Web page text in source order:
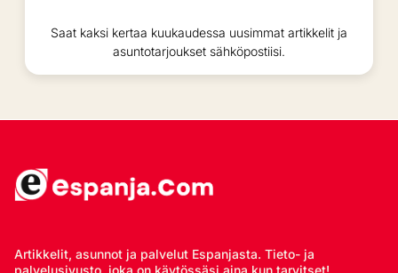
Saat kaksi kertaa kuukaudessa uusimmat artikkelit ja
asuntotarjoukset sähköpostiisi.
Artikkelit, asunnot ja palvelut Espanjasta. Tieto- ja
palvelusivusto, joka on käytössäsi aina kun tarvitset!